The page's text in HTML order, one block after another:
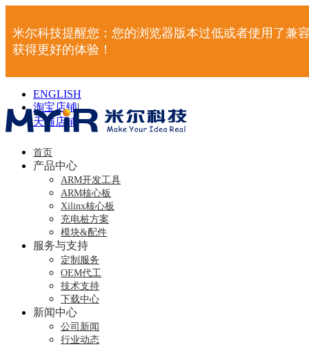
米尔科技提醒您：您的浏览器版本过低或者使用了兼
获得更好的体验！
ENGLISH
淘宝店铺|
天猫店铺 |
首页
产品中心
ARM开发工具
ARM核心板
Xilinx核心板
充电桩方案
模块&配件
服务与支持
定制服务
OEM代工
技术支持
下载中心
新闻中心
公司新闻
行业动态